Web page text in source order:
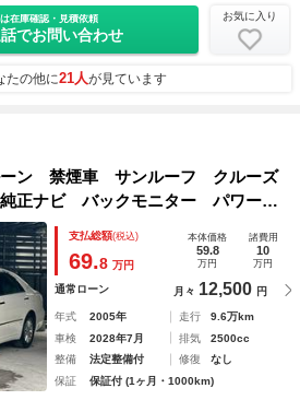
は在庫確認・見積依頼
でお問い合わせ
お気に入り
たの他に21人が見ています
ーン 禁煙車 サンルーフ クルーズ
正ナビ バックモニター パワーシ
インテリア 電動リアサンシェー
ル ウッドコンビステアリング Ｅ
支払総額(税込)
69.8 万円
本体価格
59.8
万円
諸費用
10
万円
通常ローン 月々 12,500 円
年式 2005年 走行
9.6万km
車検
2028年7月 排気
2500cc
整備
法定整備付 修復
なし
保証
保証付 (1ヶ月・1000km)